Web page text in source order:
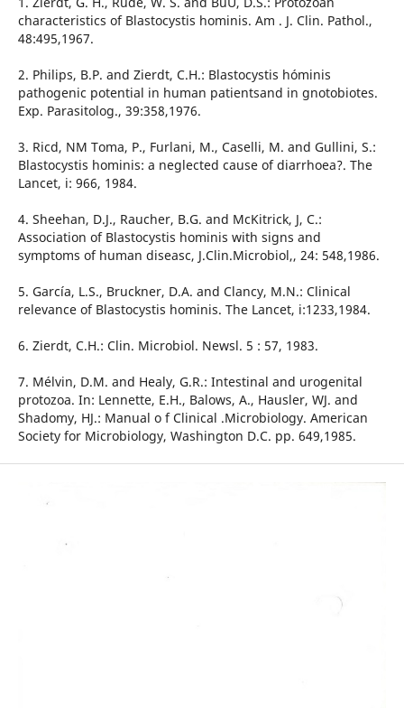
characteristics of Blastocystis hominis. Am . J. Clin. Pathol.,
48:495,1967.
2. Philips, B.P. and Zierdt, C.H.: Blastocystis hóminis
pathogenic potential in human patientsand in gnotobiotes.
Exp. Parasitolog., 39:358,1976.
3. Ricd, NM Toma, P., Furlani, M., Caselli, M. and Gullini, S.:
Blastocystis hominis: a neglected cause of diarrhoea?. The
Lancet, i: 966, 1984.
4. Sheehan, D.J., Raucher, B.G. and McKitrick, J, C.:
Association of Blastocystis hominis with signs and
symptoms of human diseasc, J.Clin.Microbiol,, 24: 548,1986.
5. García, L.S., Bruckner, D.A. and Clancy, M.N.: Clinical
relevance of Blastocystis hominis. The Lancet, i:1233,1984.
6. Zierdt, C.H.: Clin. Microbiol. Newsl. 5 : 57, 1983.
7. Mélvin, D.M. and Healy, G.R.: Intestinal and urogenital
protozoa. In: Lennette, E.H., Balows, A., Hausler, WJ. and
Shadomy, HJ.: Manual o f Clinical .Microbiology. American
Society for Microbiology, Washington D.C. pp. 649,1985.